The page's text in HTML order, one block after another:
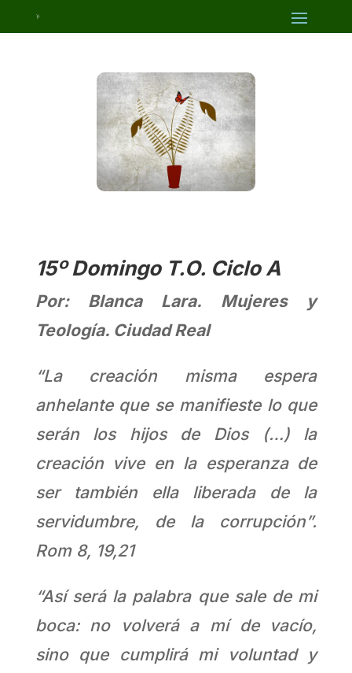
15º Domingo T.O. Ciclo A
Por: Blanca Lara. Mujeres y
Teología. Ciudad Real
“La creación misma espera
anhelante que se manifieste lo que
serán los hijos de Dios (…) la
creación vive en la esperanza de
ser también ella liberada de la
servidumbre, de la corrupción”.
Rom 8, 19,21
“Así será la palabra que sale de mi
boca: no volverá a mí de vacío,
sino que cumplirá mi voluntad y